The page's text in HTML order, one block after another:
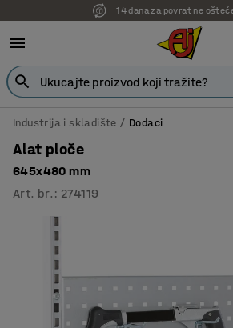
14 dana za povrat ne
Industrija i skladište Dodaci
Alat ploče
645x480 mm
Art. br. : 274119